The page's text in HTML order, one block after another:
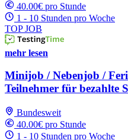
40.00€ pro Stunde
1 - 10 Stunden pro Woche
TOP JOB
mehr lesen
Minijob / Nebenjob /
Teilnehmer für bezahlte
Bundesweit
40.00€ pro Stunde
1 - 10 Stunden pro Woche